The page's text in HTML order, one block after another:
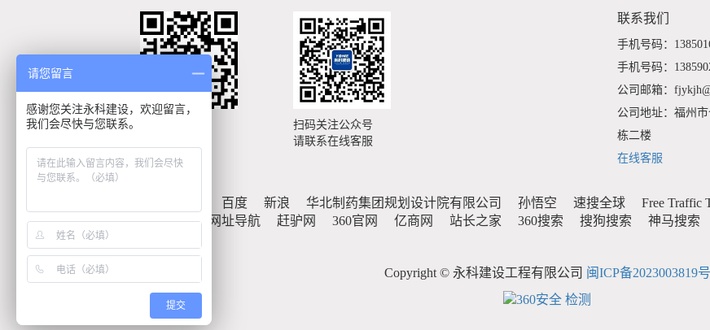
扫码关注公众号
请联系在线客服
联系我们
手机号码：
手机号码：
公司邮箱：
公司地址：福州
栋二楼
在线客服
百度 新浪 华北制药集团规划设计院有限公司 孙悟空 速搜全球 Free Traffic
瑞星安全网址导航
赶驴网 360官网 亿商网 站长之家 360搜索 搜狗搜索 神马搜索
Copyright © 永科建设工程有限公司 闽ICP备2023003819号
请您留言
感谢您关注永科建设，欢迎留言，
我们会尽快与您联系。
提交